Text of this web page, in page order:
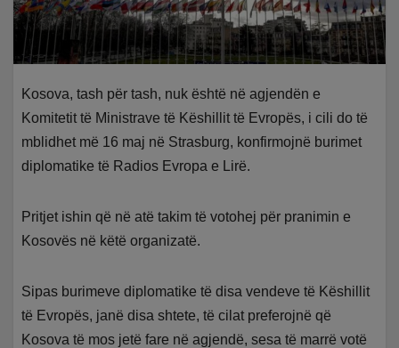
Kosova, tash për tash, nuk është në agjendën e
Komitetit të Ministrave të Këshillit të Evropës, i cili do të
mblidhet më 16 maj në Strasburg, konfirmojnë burimet
diplomatike të Radios Evropa e Lirë.
Pritjet ishin që në atë takim të votohej për pranimin e
Kosovës në këtë organizatë.
Sipas burimeve diplomatike të disa vendeve të Këshillit
të Evropës, janë disa shtete, të cilat preferojnë që
Kosova të mos jetë fare në agjendë, sesa të marrë votë